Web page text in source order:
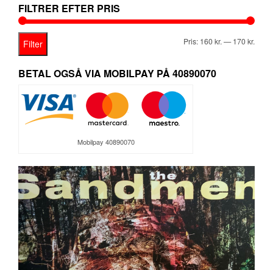
FILTRER EFTER PRIS
Filter Pris: 160 kr. —170 kr.
BETAL OGSÅ VIA MOBILPAY PÅ 40890070
Mobilpay 40890070